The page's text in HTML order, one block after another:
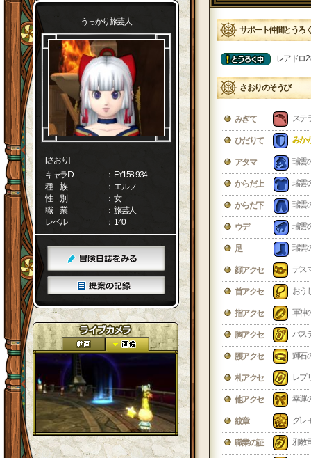
うっかり旅芸人
[さおり]
キャラID
： FY158-934
種 族
： エルフ
性 別
： 女
職 業
： 旅芸人
レベル
： 140
サポート仲間とうろ
レアドロ
さおりのそうび
みぎて ステ
ひだりて みか
アタマ 瑞雲
からだ上 瑞雲
からだ下 瑞雲
ウデ 瑞雲
足 瑞雲
顔アクセ デス
首アクセ おう
指アクセ 軍神
胸アクセ バス
腰アクセ 輝石
札アクセ レプ
他アクセ 幸運
紋章 グレ
職業の証 邪教